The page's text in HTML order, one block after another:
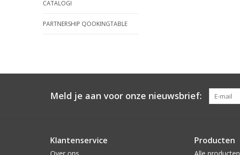
CATALOGI
PARTNERSHIP QOOKINGTABLE
Meld je aan voor onze nieuwsbrief:
Klantenservice Producten